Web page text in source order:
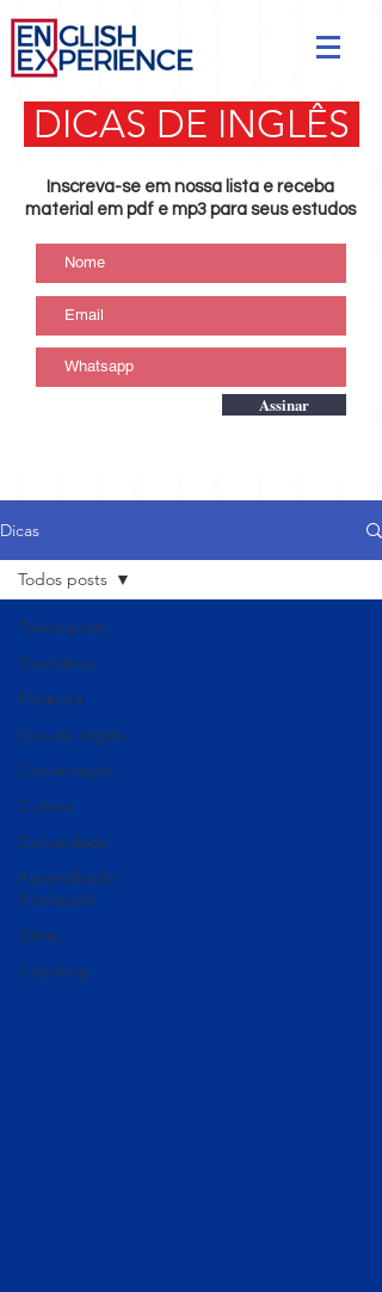
DICAS DE INGLÊS
Inscreva-se em nossa lista e receba
material em pdf e mp3 para seus estudos
Assinar
Dicas
Todos posts
Gramática
Fonética
Dica de Inglês
Conversação
Cultura
Curiosidade
Aprendizado
Acelerado
Gírias
Coaching
Todos posts